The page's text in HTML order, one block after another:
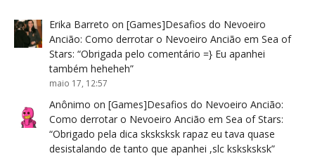
Erika Barreto on [Games]Desafios do Nevoeiro
Ancião: Como derrotar o Nevoeiro Ancião em Sea of
Stars: “Obrigada pelo comentário =} Eu apanhei
também heheheh”
maio 17, 12:57
Anônimo on [Games]Desafios do Nevoeiro Ancião:
Como derrotar o Nevoeiro Ancião em Sea of Stars:
“Obrigado pela dica sksksksk rapaz eu tava quase
desistalando de tanto que apanhei ,slc ksksksksk”